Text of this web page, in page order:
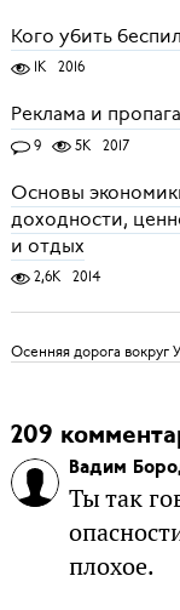
Кого убить
1K 2016
Реклама и
9 5K 2017
Основы
доходности,
и отдых
2,6K 2014
Осенняя дорога вокруг
209
Вадим
Ты так
плохое.